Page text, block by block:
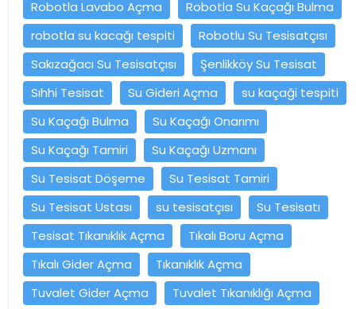
Robotla Lavabo Açma
Robotla Su Kaçağı Bulma
robotla su kacağı tespiti
Robotlu Su Tesisatçısı
Sakızağacı Su Tesisatçısı
Şenlikköy Su Tesisat
Sıhhi Tesisat
Su Gideri Açma
su kaçaği tespiti
Su Kaçağı Bulma
Su Kaçağı Onarımı
Su Kaçağı Tamiri
Su Kaçağı Uzmanı
Su Tesisat Döşeme
Su Tesisat Tamiri
Su Tesisat Ustası
su tesisatçısı
Su Tesisatı
Tesisat Tıkanıklık Açma
Tıkalı Boru Açma
Tıkalı Gider Açma
Tıkanıklık Açma
Tuvalet Gider Açma
Tuvalet Tıkanıklığı Açma